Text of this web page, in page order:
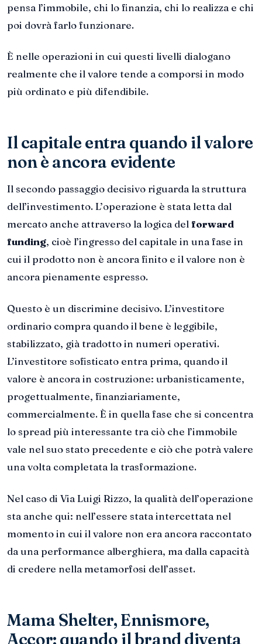
pensa l’immobile, chi lo finanzia, chi lo realizza e chi
poi dovrà farlo funzionare.
È nelle operazioni in cui questi livelli dialogano
realmente che il valore tende a comporsi in modo
più ordinato e più difendibile.
Il capitale entra quando il valore
non è ancora evidente
Il secondo passaggio decisivo riguarda la struttura
dell’investimento. L’operazione è stata letta dal
mercato anche attraverso la logica delforward
funding, cioè l’ingresso del capitale in una fase in
cui il prodotto non è ancora finito e il valore non è
ancora pienamente espresso.
Questo è un discrimine decisivo. L’investitore
ordinario compra quando il bene è leggibile,
stabilizzato, già tradotto in numeri operativi.
L’investitore sofisticato entra prima, quando il
valore è ancora in costruzione: urbanisticamente,
progettualmente, finanziariamente,
commercialmente. È in quella fase che si concentra
lo spread più interessante tra ciò che l’immobile
vale nel suo stato precedente e ciò che potrà valere
una volta completata la trasformazione.
Nel caso di Via Luigi Rizzo, la qualità dell’operazione
sta anche qui: nell’essere stata intercettata nel
momento in cui il valore non era ancora raccontato
da una performance alberghiera, ma dalla capacità
di credere nella metamorfosi dell’asset.
Mama Shelter, Ennismore,
Accor: quando il brand diventa